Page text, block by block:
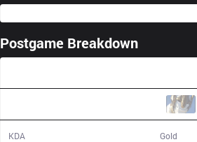
Postgame Breakdown
KDA Gold